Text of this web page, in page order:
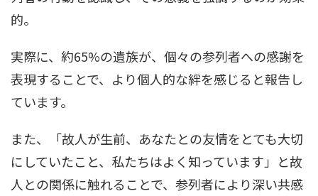
的。
実際に、約65%の遺族が、個々の参列者への感謝を
表現することで、より個人的な絆を感じると報告し
ています。
また、「故人が生前、あなたとの友情をとても大切
にしていたこと、私たちはよく知っています」と故
人との関係に触れることで、参列者により深い共感